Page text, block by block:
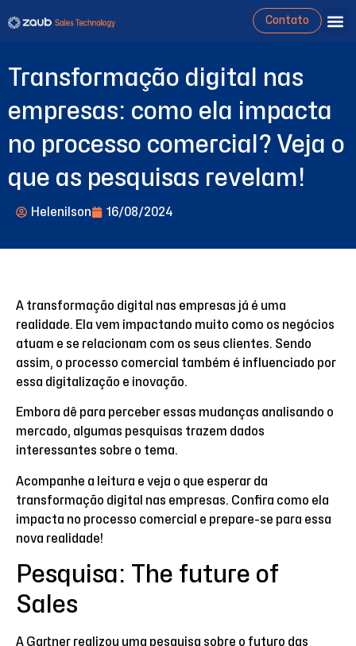
Contato
Transformação digital nas
empresas: como ela impacta
no processo comercial? Veja o
que as pesquisas revelam!
Helenilson 16/08/2024
A transformação digital nas empresas já é uma
realidade. Ela vem impactando muito como os negócios
atuam e se relacionam com os seus clientes. Sendo
assim, o processo comercial também é influenciado por
essa digitalização e inovação.
Embora dê para perceber essas mudanças analisando o
mercado, algumas pesquisas trazem dados
interessantes sobre o tema.
Acompanhe a leitura e veja o que esperar da
transformação digital nas empresas. Confira como ela
impacta no processo comercial e prepare-se para essa
nova realidade!
Pesquisa: The future of
Sales
A Gartner realizou uma pesquisa sobre o futuro das